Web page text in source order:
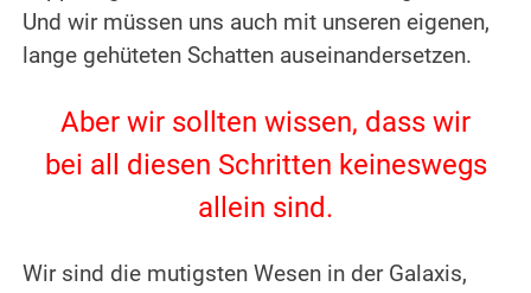
Und wir müssen uns auch mit unseren eigenen,
lange gehüteten Schatten auseinandersetzen.
Aber wir sollten wissen, dass wir
bei all diesen Schritten keineswegs
allein sind.
Wir sind die mutigsten Wesen in der Galaxis,